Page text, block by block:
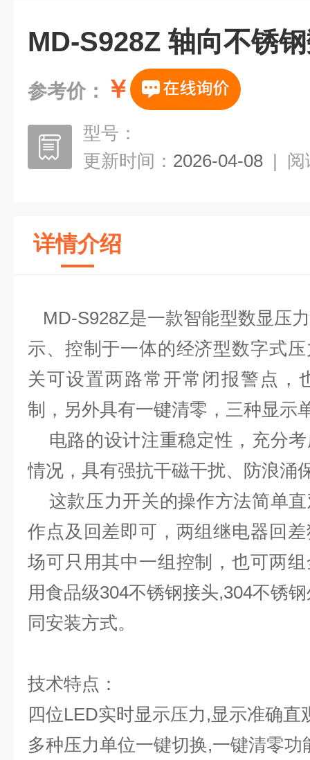
MD-S928Z 轴向不锈
参考价： ￥
型号：
更新时间： 2026-04-08 | 阅
详情介绍
MD-S928Z是一款智能型数显压
示、控制于一体的经济型数字式
关可设置两路常开常闭报警点，
制，另外具有一键清零，三种显示
电路的设计注重稳定性，充分
情况，具有强抗干磁干扰、防浪涌
这款压力开关的操作方法简单
作点及回差即可，两组继电器回
场可只用其中一组控制，也可两
用食品级304不锈钢接头,304不锈
同安装方式。
技术特点：
四位LED实时显示压力,显示准确直
多种压力单位一键切换,一键清零功